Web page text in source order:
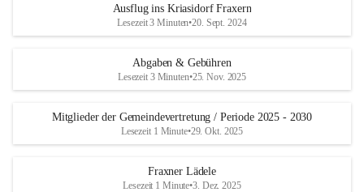
Ausflug ins Kriasidorf Fraxern
Lesezeit 3 Minuten•20. Sept. 2024
Abgaben & Gebühren
Lesezeit 3 Minuten•25. Nov. 2025
Mitglieder der Gemeindevertretung / Periode 2025 - 2030
Lesezeit 1 Minute•29. Okt. 2025
Fraxner Lädele
Lesezeit 1 Minute•3. Dez. 2025